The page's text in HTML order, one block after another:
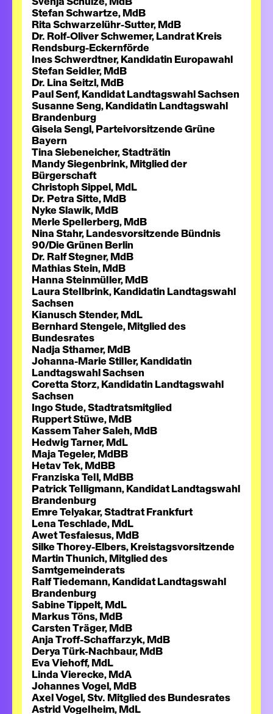
Svenja Schulze, MdB
Stefan Schwartze, MdB
Rita Schwarzelühr-Sutter, MdB
Dr. Rolf-Oliver Schwemer, Landrat Kreis
Rendsburg-Eckernförde
Ines Schwerdtner, Kandidatin Europawahl
Stefan Seidler, MdB
Dr. Lina Seitzl, MdB
Paul Senf, Kandidat Landtagswahl Sachsen
Susanne Seng, Kandidatin Landtagswahl
Brandenburg
Gisela Sengl, Parteivorsitzende Grüne
Bayern
Tina Siebeneicher, Stadträtin
Mandy Siegenbrink, Mitglied der
Bürgerschaft
Christoph Sippel, MdL
Dr. Petra Sitte, MdB
Nyke Slawik, MdB
Merle Spellerberg, MdB
Nina Stahr, Landesvorsitzende Bündnis
90/Die Grünen Berlin
Dr. Ralf Stegner, MdB
Mathias Stein, MdB
Hanna Steinmüller, MdB
Laura Stellbrink, Kandidatin Landtagswahl
Sachsen
Kianusch Stender, MdL
Bernhard Stengele, Mitglied des
Bundesrates
Nadja Sthamer, MdB
Johanna-Marie Stiller, Kandidatin
Landtagswahl Sachsen
Coretta Storz, Kandidatin Landtagswahl
Sachsen
Ingo Stude, Stadtratsmitglied
Ruppert Stüwe, MdB
Kassem Taher Saleh, MdB
Hedwig Tarner, MdL
Maja Tegeler, MdBB
Hetav Tek, MdBB
Franziska Tell, MdBB
Patrick Telligmann, Kandidat Landtagswahl
Brandenburg
Emre Telyakar, Stadtrat Frankfurt
Lena Teschlade, MdL
Awet Tesfaiesus, MdB
Silke Thorey-Elbers, Kreistagsvorsitzende
Martin Thunich, Mitglied des
Samtgemeinderats
Ralf Tiedemann, Kandidat Landtagswahl
Brandenburg
Sabine Tippelt, MdL
Markus Töns, MdB
Carsten Träger, MdB
Anja Troff-Schaffarzyk, MdB
Derya Türk-Nachbaur, MdB
Eva Viehoff, MdL
Linda Vierecke, MdA
Johannes Vogel, MdB
Axel Vogel, Stv. Mitglied des Bundesrates
Astrid Vogelheim, MdL